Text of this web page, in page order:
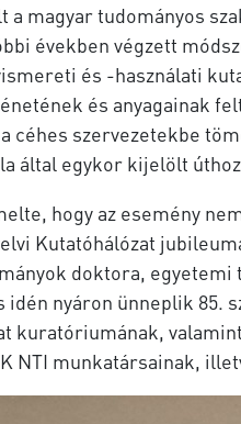
magyar tudományos
években végzett
és -használati
és anyagainak
céhes szervezetekbe
által egykor kijelölt
hogy az esemény
Kutatóhálózat
doktora,
nyáron ünneplik 85.
kuratóriumának,
NTI munkatársainak,